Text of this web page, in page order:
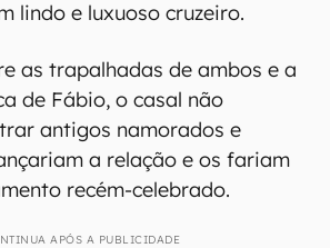
lindo e luxuoso cruzeiro.
as trapalhadas de ambos e a
de Fábio, o casal não
antigos namorados e
a relação e os fariam
recém-celebrado.
APÓS A PUBLICIDADE